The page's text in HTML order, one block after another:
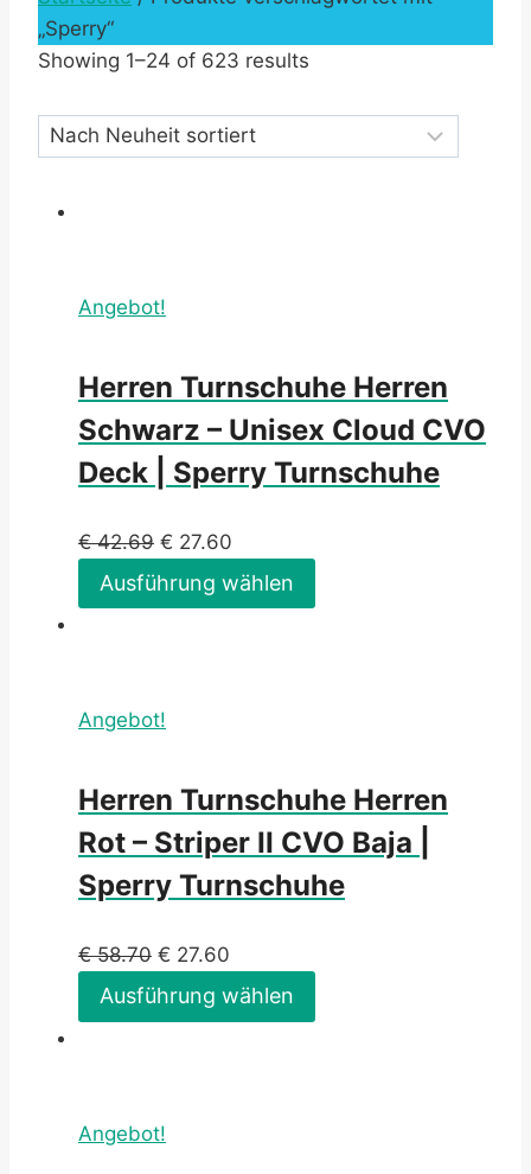
„Sperry“
Showing 1–24 of 623 results
Angebot!
Herren Turnschuhe Herren
Schwarz – Unisex Cloud CVO
Deck | Sperry Turnschuhe
€42.69 € 27.60
Ausführung wählen
Angebot!
Herren Turnschuhe Herren
Rot – Striper II CVO Baja |
Sperry Turnschuhe
€58.70 € 27.60
Ausführung wählen
Angebot!